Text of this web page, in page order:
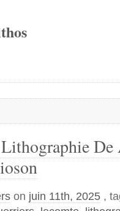
on juin 11th, 2025 ,